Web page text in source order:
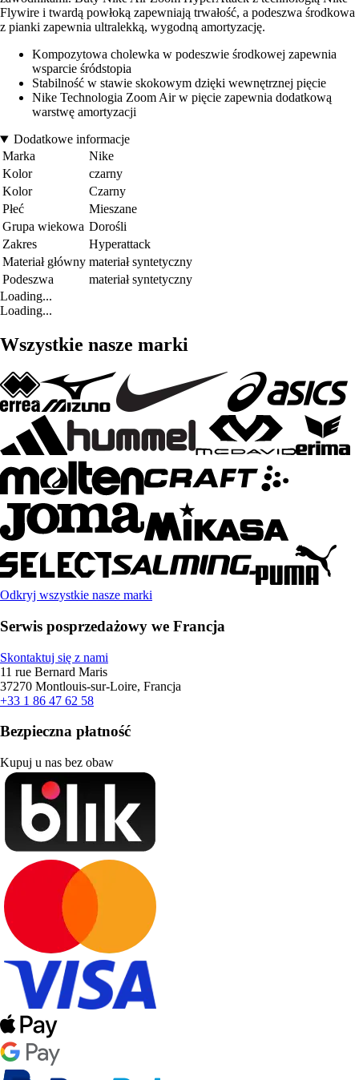
Flywire i twardą powłoką zapewniają trwałość, a podeszwa środkowa
z pianki zapewnia ultralekką, wygodną amortyzację.
Kompozytowa cholewka w podeszwie środkowej zapewnia
wsparcie śródstopia
Stabilność w stawie skokowym dzięki wewnętrznej pięcie
Nike Technologia Zoom Air w pięcie zapewnia dodatkową
warstwę amortyzacji
Dodatkowe informacje
Marka
Nike
Kolor
czarny
Kolor
Czarny
Płeć
Mieszane
Grupa wiekowa Dorośli
Zakres
Hyperattack
Materiał główny materiał syntetyczny
Podeszwa
materiał syntetyczny
Loading...
Loading...
Wszystkie nasze marki
Odkryj wszystkie nasze marki
Serwis posprzedażowy we Francja
Skontaktuj się z nami
11 rue Bernard Maris
37270 Montlouis-sur-Loire, Francja
+33 1 86 47 62 58
Bezpieczna płatność
Kupuj u nas bez obaw